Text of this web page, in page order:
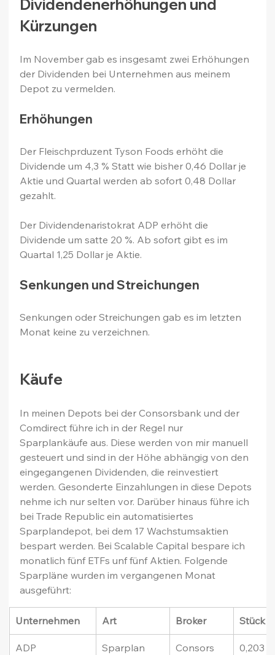
Dividendenerhöhungen und
Kürzungen
Im November gab es insgesamt zwei Erhöhungen
der Dividenden bei Unternehmen aus meinem
Depot zu vermelden.
Erhöhungen
Der Fleischprduzent Tyson Foods erhöht die
Dividende um 4,3 % Statt wie bisher 0,46 Dollar je
Aktie und Quartal werden ab sofort 0,48 Dollar
gezahlt.
Der Dividendenaristokrat ADP erhöht die
Dividende um satte 20 %. Ab sofort gibt es im
Quartal 1,25 Dollar je Aktie.
Senkungen und Streichungen
Senkungen oder Streichungen gab es im letzten
Monat keine zu verzeichnen.
Käufe
In meinen Depots bei der Consorsbank und der
Comdirect führe ich in der Regel nur
Sparplankäufe aus. Diese werden von mir manuell
gesteuert und sind in der Höhe abhängig von den
eingegangenen Dividenden, die reinvestiert
werden. Gesonderte Einzahlungen in diese Depots
nehme ich nur selten vor. Darüber hinaus führe ich
bei Trade Republic ein automatisiertes
Sparplandepot, bei dem 17 Wachstumsaktien
bespart werden. Bei Scalable Capital bespare ich
monatlich fünf ETFs unf fünf Aktien. Folgende
Sparpläne wurden im vergangenen Monat
ausgeführt:
Unternehmen Art Broker Stück
ADP Sparplan Consors 0,203